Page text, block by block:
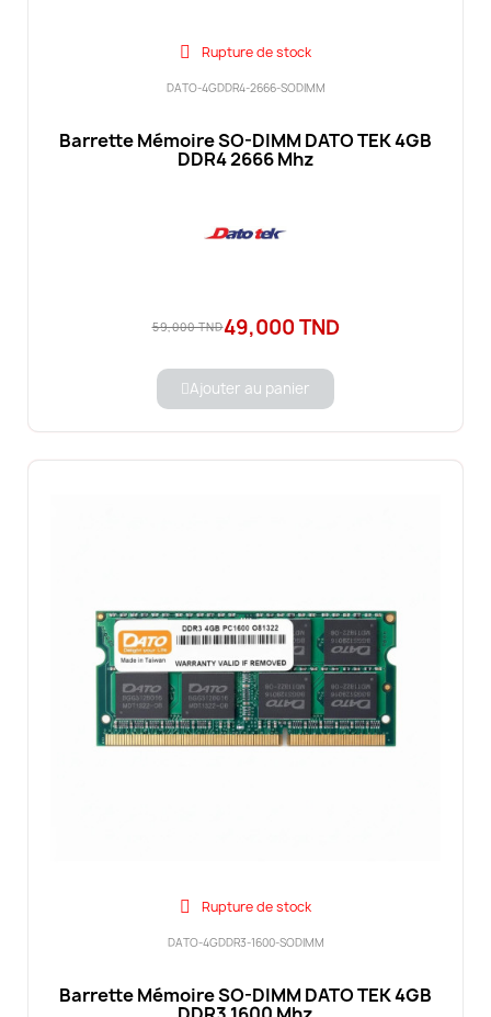
Rupture de stock
DATO-4GDDR4-2666-SODIMM
Barrette Mémoire SO-DIMM DATO TEK 4GB
DDR4 2666 Mhz
59,000 TND49,000 TND
Ajouter au panier
Rupture de stock
DATO-4GDDR3-1600-SODIMM
Barrette Mémoire SO-DIMM DATO TEK 4GB